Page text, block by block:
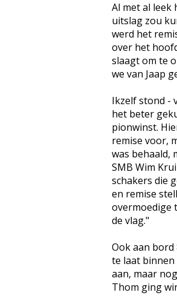
Al met al leek
uitslag zou
werd het
over het
slaagt om te
we van Jaap
Ikzelf stond -
het beter
pionwinst.
remise voor,
was behaald,
SMB Wim
schakers die
en remise
overmoedige
de vlag."
Ook aan bord
te laat binnen
aan, maar
Thom ging